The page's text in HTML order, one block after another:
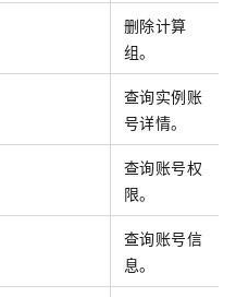
删除计算
组。
查询实例账
号详情。
查询账号权
限。
查询账号信
息。